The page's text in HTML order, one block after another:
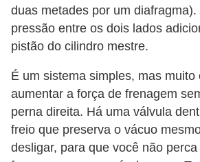
duas metades por um
pressão entre os dois lados
pistão do cilindro mestre.
É um sistema simples, mas muito
aumentar a força de frenagem
perna direita. Há uma válvula
freio que preserva o vácuo
desligar, para que você não
s
a
t
o
m
o